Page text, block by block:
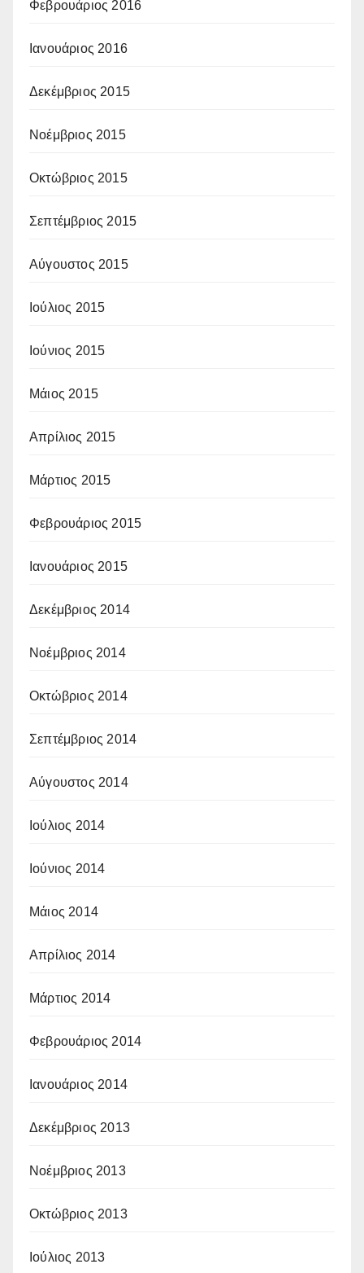
Φεβρουάριος 2016
Ιανουάριος 2016
Δεκέμβριος 2015
Νοέμβριος 2015
Οκτώβριος 2015
Σεπτέμβριος 2015
Αύγουστος 2015
Ιούλιος 2015
Ιούνιος 2015
Μάιος 2015
Απρίλιος 2015
Μάρτιος 2015
Φεβρουάριος 2015
Ιανουάριος 2015
Δεκέμβριος 2014
Νοέμβριος 2014
Οκτώβριος 2014
Σεπτέμβριος 2014
Αύγουστος 2014
Ιούλιος 2014
Ιούνιος 2014
Μάιος 2014
Απρίλιος 2014
Μάρτιος 2014
Φεβρουάριος 2014
Ιανουάριος 2014
Δεκέμβριος 2013
Νοέμβριος 2013
Οκτώβριος 2013
Ιούλιος 2013